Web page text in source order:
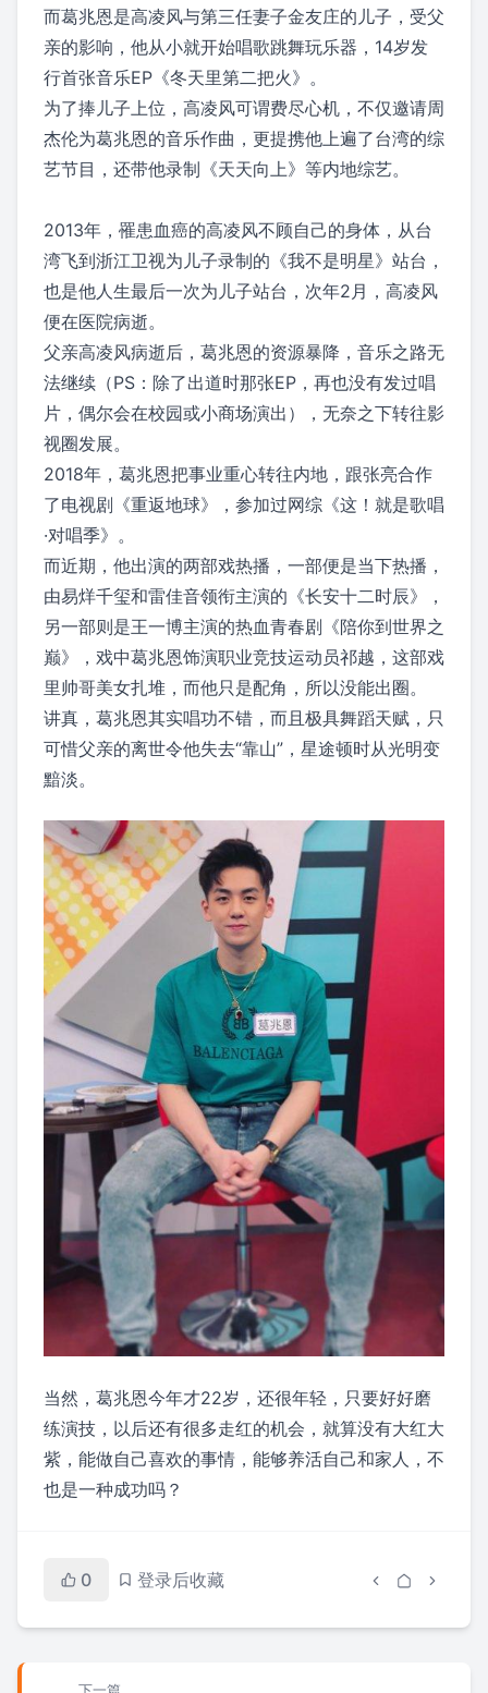
而葛兆恩是高凌风与第三任妻子金友庄的儿子，受父
亲的影响，他从小就开始唱歌跳舞玩乐器，14岁发
行首张音乐EP《冬天里第二把火》。
为了捧儿子上位，高凌风可谓费尽心机，不仅邀请周
杰伦为葛兆恩的音乐作曲，更提携他上遍了台湾的综
艺节目，还带他录制《天天向上》等内地综艺。
2013年，罹患血癌的高凌风不顾自己的身体，从台
湾飞到浙江卫视为儿子录制的《我不是明星》站台，
也是他人生最后一次为儿子站台，次年2月，高凌风
便在医院病逝。
父亲高凌风病逝后，葛兆恩的资源暴降，音乐之路无
法继续（PS：除了出道时那张EP，再也没有发过唱
片，偶尔会在校园或小商场演出），无奈之下转往影
视圈发展。
2018年，葛兆恩把事业重心转往内地，跟张亮合作
了电视剧《重返地球》，参加过网综《这！就是歌唱
·对唱季》。
而近期，他出演的两部戏热播，一部便是当下热播，
由易烊千玺和雷佳音领衔主演的《长安十二时辰》，
另一部则是王一博主演的热血青春剧《陪你到世界之
巅》，戏中葛兆恩饰演职业竞技运动员祁越，这部戏
里帅哥美女扎堆，而他只是配角，所以没能出圈。
讲真，葛兆恩其实唱功不错，而且极具舞蹈天赋，只
可惜父亲的离世令他失去“靠山”，星途顿时从光明变
黯淡。
当然，葛兆恩今年才22岁，还很年轻，只要好好磨
练演技，以后还有很多走红的机会，就算没有大红大
紫，能做自己喜欢的事情，能够养活自己和家人，不
也是一种成功吗？
0 登录后收藏
下一篇